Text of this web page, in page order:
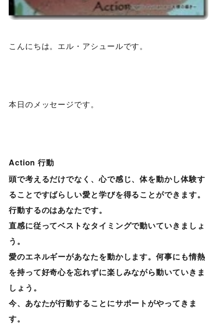
こんにちは。エル・アシュールです。
本日のメッセージです。
Action 行動
頭で考えるだけでなく、心で感じ、体を動かし体験す
ることですばらしい愛と学びを得ることができます。
行動するのはあなたです。
直感に従ってベストなタイミングで動いていきましょ
う。
愛のエネルギーがあなたを動かします。何事にも情熱
を持って好奇心を忘れずに楽しみながら動いていきま
しょう。
今、あなたが行動することにサポートがやってきま
す。